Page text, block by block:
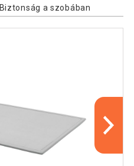
Biztonság a szobában